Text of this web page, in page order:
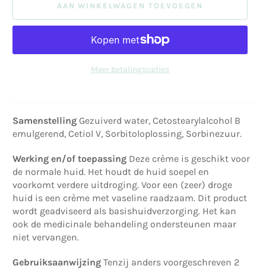
AAN WINKELWAGEN TOEVOEGEN
Meer betalingsopties
Samenstelling Gezuiverd water, Cetostearylalcohol B
emulgerend, Cetiol V, Sorbitoloplossing, Sorbinezuur.
Werking en/of toepassing Deze crème is geschikt voor
de normale huid. Het houdt de huid soepel en
voorkomt verdere uitdroging. Voor een (zeer) droge
huid is een crème met vaseline raadzaam. Dit product
wordt geadviseerd als basishuidverzorging. Het kan
ook de medicinale behandeling ondersteunen maar
niet vervangen.
Gebruiksaanwijzing Tenzij anders voorgeschreven 2